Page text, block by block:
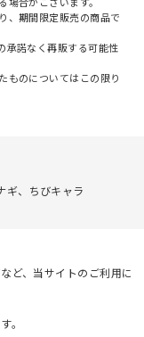
、期間限定販売の商品で
承諾なく再販する可能性
ものについてはこの限り
ギ、ちびキャラ
ど、当サイトのご利用に
。